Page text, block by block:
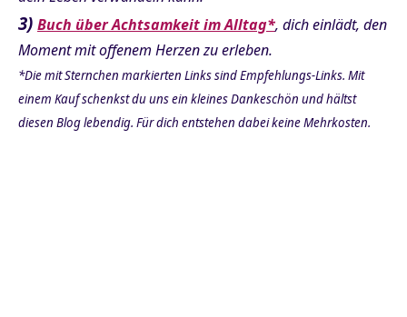
3) Buch über Achtsamkeit im Alltag*, dich einlädt, den
Moment mit offenem Herzen zu erleben.
*Die mit Sternchen markierten Links sind Empfehlungs-Links. Mit
einem Kauf schenkst du uns ein kleines Dankeschön und hältst
diesen Blog lebendig. Für dich entstehen dabei keine Mehrkosten.